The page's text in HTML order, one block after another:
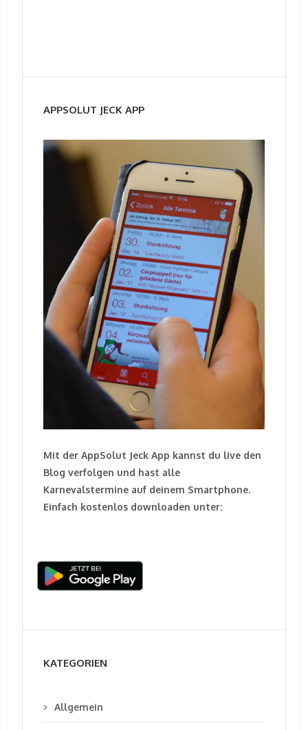
APPSOLUT JECK APP
Mit der AppSolut Jeck App kannst du live den
Blog verfolgen und hast alle
Karnevalstermine auf deinem Smartphone.
Einfach kostenlos downloaden unter:
KATEGORIEN
Allgemein